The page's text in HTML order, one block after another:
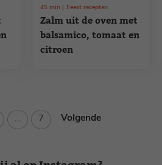
Zalm uit de oven met
balsamico, tomaat en
citroen
45 min Feest recepten
… Pagina
7 Volgende